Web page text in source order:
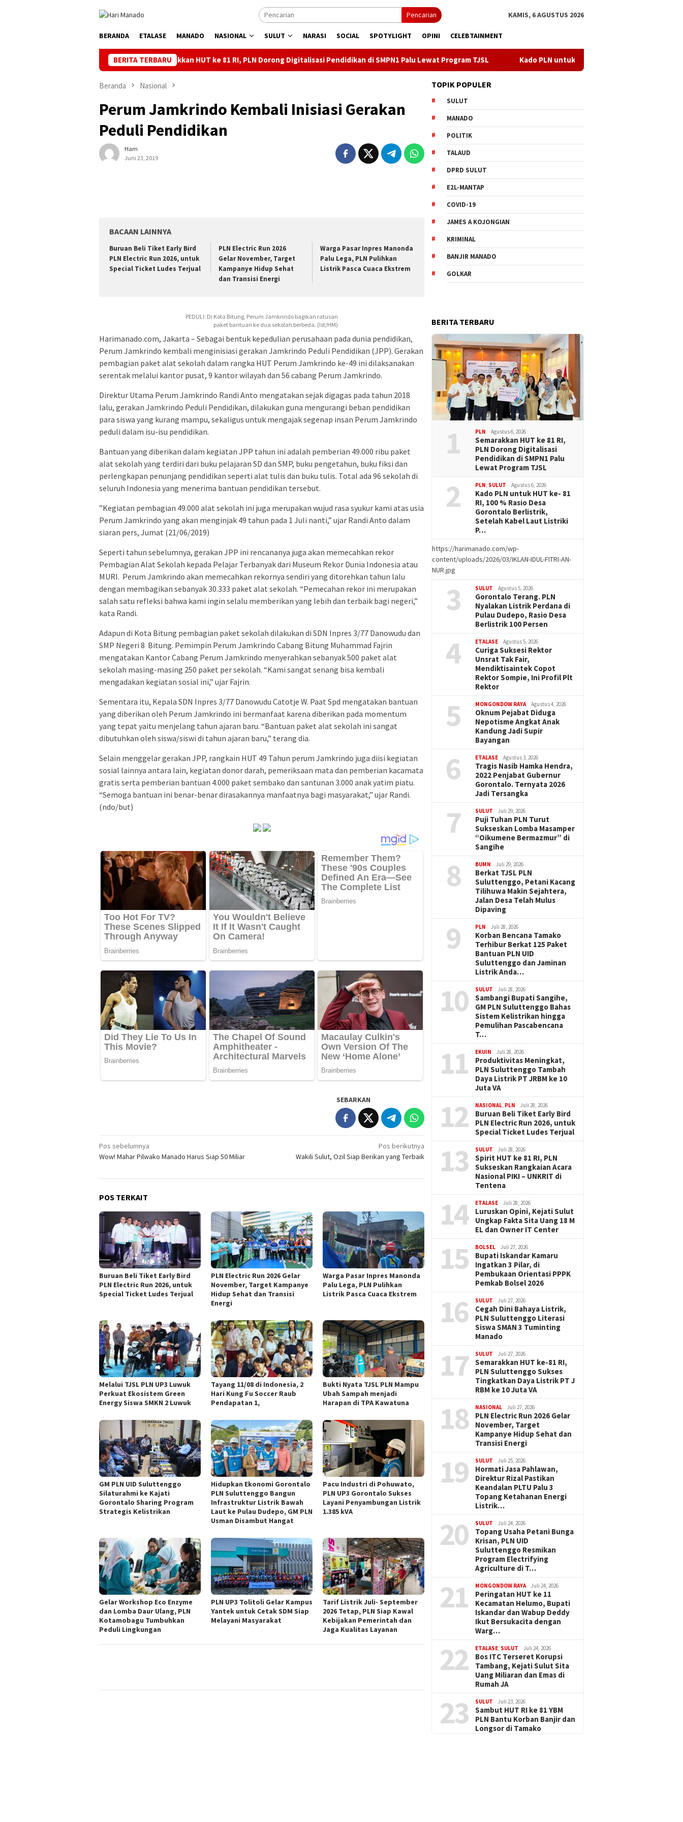
Pencarian KAMIS, 6 AGUSTUS 2026
BERANDA ETALASE MANADO NASIONAL SULUT NARASI SOCIAL SPOTYLIGHT OPINI CELEBTAINMENT
BERITA TERBARU
Semarakkan HUT ke 81 RI, PLN Dorong Digitalisasi Pendidikan di SMPN1 Palu Lewat Program TJSL Kado PLN untuk HUT ke- 81 RI, 100 % Rasio Desa Gorontalo
Beranda Nasional
Perum Jamkrindo Kembali Inisiasi Gerakan
Peduli Pendidikan
Ham
Juni 23, 2019
BACAAN LAINNYA
Buruan Beli Tiket Early Bird
PLN Electric Run 2026, untuk
Special Ticket Ludes Terjual
PLN Electric Run 2026
Gelar November, Target
Kampanye Hidup Sehat
dan Transisi Energi
Warga Pasar Inpres Manonda
Palu Lega, PLN Pulihkan
Listrik Pasca Cuaca Ekstrem
PEDULI: Di Kota Bitung, Perum Jamkrindo bagikan ratusan
paket bantuan ke dua sekolah berbeda. (Ist/HM)
Harimanado.com, Jakarta – Sebagai bentuk kepedulian perusahaan pada dunia pendidikan,
Perum Jamkrindo kembali menginisiasi gerakan Jamkrindo Peduli Pendidikan (JPP). Gerakan
pembagian paket alat sekolah dalam rangka HUT Perum Jamkrindo ke-49 ini dilaksanakan
serentak melalui kantor pusat, 9 kantor wilayah dan 56 cabang Perum Jamkrindo.
Direktur Utama Perum Jamkrindo Randi Anto mengatakan sejak digagas pada tahun 2018
lalu, gerakan Jamkrindo Peduli Pendidikan, dilakukan guna mengurangi beban pendidikan
para siswa yang kurang mampu, sekaligus untuk mengajak segenap insan Perum Jamkrindo
peduli dalam isu-isu pendidikan.
Bantuan yang diberikan dalam kegiatan JPP tahun ini adalah pemberian 49.000 ribu paket
alat sekolah yang terdiri dari buku pelajaran SD dan SMP, buku pengetahun, buku fiksi dan
perlengkapan penunjang pendidikan seperti alat tulis dan buku tulis. Total ada 96 sekolah di
seluruh Indonesia yang menerima bantuan pendidikan tersebut.
”Kegiatan pembagian 49.000 alat sekolah ini juga merupakan wujud rasa syukur kami atas usia
Perum Jamkrindo yang akan menginjak 49 tahun pada 1 Juli nanti,” ujar Randi Anto dalam
siaran pers, Jumat (21/06/2019)
Seperti tahun sebelumnya, gerakan JPP ini rencananya juga akan memecahkan rekor
Pembagian Alat Sekolah kepada Pelajar Terbanyak dari Museum Rekor Dunia Indonesia atau
MURI. Perum Jamkrindo akan memecahkan rekornya sendiri yang ditorehkan tahun lalu
dengan membagikan sebanyak 30.333 paket alat sekolah. “Pemecahan rekor ini merupakan
salah satu refleksi bahwa kami ingin selalu memberikan yang lebih dan terbaik bagi negeri,”
kata Randi.
Adapun di Kota Bitung pembagian paket sekolah dilakukan di SDN Inpres 3/77 Danowudu dan
SMP Negeri 8 Bitung. Pemimpin Perum Jamkrindo Cabang Bitung Muhammad Fajrin
mengatakan Kantor Cabang Perum Jamkrindo menyerahkan sebanyak 500 paket alat
sekolah masing-masing 250 paket per sekolah. “Kami sangat senang bisa kembali
mengadakan kegiatan sosial ini,” ujar Fajrin.
Sementara itu, Kepala SDN Inpres 3/77 Danowudu Catotje W. Paat Spd mengatakan bantuan
yang diberikan oleh Perum Jamkrindo ini bermanfaat karena diberikan pada momentum
yang tepat yaitu menjelang tahun ajaran baru. “Bantuan paket alat sekolah ini sangat
dibutuhkan oleh siswa/siswi di tahun ajaran baru,” terang dia.
Selain menggelar gerakan JPP, rangkain HUT 49 Tahun perum Jamkrindo juga diisi kegiatan
sosial lainnya antara lain, kegiatan donor darah, pemeriksaan mata dan pemberian kacamata
gratis serta pemberian bantuan 4.000 paket sembako dan santunan 3.000 anak yatim piatu.
“Semoga bantuan ini benar-benar dirasakannya manfaatnya bagi masyarakat,” ujar Randi.
(ndo/but)
SEBARKAN
Navigasi
pos
Pos sebelumnya
Wow! Mahar Pilwako Manado Harus Siap 50 Miliar
Pos berikutnya
Wakili Sulut, Ozil Siap Berikan yang Terbaik
POS TERKAIT
Buruan Beli Tiket Early Bird
PLN Electric Run 2026, untuk
Special Ticket Ludes Terjual
PLN Electric Run 2026 Gelar
November, Target Kampanye
Hidup Sehat dan Transisi
Energi
Warga Pasar Inpres Manonda
Palu Lega, PLN Pulihkan
Listrik Pasca Cuaca Ekstrem
Melalui TJSL PLN UP3 Luwuk
Perkuat Ekosistem Green
Energy Siswa SMKN 2 Luwuk
Tayang 11/08 di Indonesia, 2
Hari Kung Fu Soccer Raub
Pendapatan 1,
Bukti Nyata TJSL PLN Mampu
Ubah Sampah menjadi
Harapan di TPA Kawatuna
GM PLN UID Suluttenggo
Silaturahmi ke Kajati
Gorontalo Sharing Program
Strategis Kelistrikan
Hidupkan Ekonomi Gorontalo
PLN Suluttenggo Bangun
Infrastruktur Listrik Bawah
Laut ke Pulau Dudepo, GM PLN
Usman Disambut Hangat
Pacu Industri di Pohuwato,
PLN UP3 Gorontalo Sukses
Layani Penyambungan Listrik
1.385 kVA
Gelar Workshop Eco Enzyme
dan Lomba Daur Ulang, PLN
Kotamobagu Tumbuhkan
Peduli Lingkungan
PLN UP3 Tolitoli Gelar Kampus
Yantek untuk Cetak SDM Siap
Melayani Masyarakat
Tarif Listrik Juli- September
2026 Tetap, PLN Siap Kawal
Kebijakan Pemerintah dan
Jaga Kualitas Layanan
TOPIK POPULER
SULUT
MANADO
POLITIK
TALAUD
DPRD SULUT
E2L-MANTAP
COVID-19
JAMES A KOJONGIAN
KRIMINAL
BANJIR MANADO
GOLKAR
BERITA TERBARU
1 PLN Agustus 6, 2026
Semarakkan HUT ke 81 RI,
PLN Dorong Digitalisasi
Pendidikan di SMPN1 Palu
Lewat Program TJSL
2 PLN SULUT Agustus 6, 2026
Kado PLN untuk HUT ke- 81
RI, 100 % Rasio Desa
Gorontalo Berlistrik,
Setelah Kabel Laut Listriki
P…
https://harimanado.com/wp-
content/uploads/2026/03/IKLAN-IDUL-FITRI-AN-
NUR.jpg
3 SULUT Agustus 5, 2026
Gorontalo Terang. PLN
Nyalakan Listrik Perdana di
Pulau Dudepo, Rasio Desa
Berlistrik 100 Persen
4 ETALASE Agustus 5, 2026
Curiga Suksesi Rektor
Unsrat Tak Fair,
Mendiktisaintek Copot
Rektor Sompie, Ini Profil Plt
Rektor
5 MONGONDOW RAYA Agustus 4, 2026
Oknum Pejabat Diduga
Nepotisme Angkat Anak
Kandung Jadi Supir
Bayangan
6 ETALASE Agustus 3, 2026
Tragis Nasib Hamka Hendra,
2022 Penjabat Gubernur
Gorontalo. Ternyata 2026
Jadi Tersangka
7 SULUT Juli 29, 2026
Puji Tuhan PLN Turut
Sukseskan Lomba Masamper
“Oikumene Bermazmur” di
Sangihe
8 BUMN Juli 29, 2026
Berkat TJSL PLN
Suluttenggo, Petani Kacang
Tilihuwa Makin Sejahtera,
Jalan Desa Telah Mulus
Dipaving
9 PLN Juli 28, 2026
Korban Bencana Tamako
Terhibur Berkat 125 Paket
Bantuan PLN UID
Suluttenggo dan Jaminan
Listrik Anda…
10 SULUT Juli 28, 2026
Sambangi Bupati Sangihe,
GM PLN Suluttenggo Bahas
Sistem Kelistrikan hingga
Pemulihan Pascabencana
T…
11 EKUIN Juli 28, 2026
Produktivitas Meningkat,
PLN Suluttenggo Tambah
Daya Listrik PT JRBM ke 10
Juta VA
12 NASIONAL PLN Juli 28, 2026
Buruan Beli Tiket Early Bird
PLN Electric Run 2026, untuk
Special Ticket Ludes Terjual
13 SULUT Juli 28, 2026
Spirit HUT ke 81 RI, PLN
Sukseskan Rangkaian Acara
Nasional PIKI – UNKRIT di
Tentena
14 ETALASE Juli 28, 2026
Luruskan Opini, Kejati Sulut
Ungkap Fakta Sita Uang 18 M
EL dan Owner IT Center
15 BOLSEL Juli 27, 2026
Bupati Iskandar Kamaru
Ingatkan 3 Pilar, di
Pembukaan Orientasi PPPK
Pemkab Bolsel 2026
16 SULUT Juli 27, 2026
Cegah Dini Bahaya Listrik,
PLN Suluttenggo Literasi
Siswa SMAN 3 Tuminting
Manado
17 SULUT Juli 27, 2026
Semarakkan HUT ke-81 RI,
PLN Suluttenggo Sukses
Tingkatkan Daya Listrik PT J
RBM ke 10 Juta VA
18 NASIONAL Juli 27, 2026
PLN Electric Run 2026 Gelar
November, Target
Kampanye Hidup Sehat dan
Transisi Energi
19 SULUT Juli 25, 2026
Hormati Jasa Pahlawan,
Direktur Rizal Pastikan
Keandalan PLTU Palu 3
Topang Ketahanan Energi
Listrik…
20 SULUT Juli 24, 2026
Topang Usaha Petani Bunga
Krisan, PLN UID
Suluttenggo Resmikan
Program Electrifying
Agriculture di T…
21 MONGONDOW RAYA Juli 24, 2026
Peringatan HUT ke 11
Kecamatan Helumo, Bupati
Iskandar dan Wabup Deddy
Ikut Bersukacita dengan
Warg…
22 ETALASE SULUT Juli 24, 2026
Bos ITC Terseret Korupsi
Tambang, Kejati Sulut Sita
Uang Miliaran dan Emas di
Rumah JA
23 SULUT Juli 23, 2026
Sambut HUT RI ke 81 YBM
PLN Bantu Korban Banjir dan
Longsor di Tamako